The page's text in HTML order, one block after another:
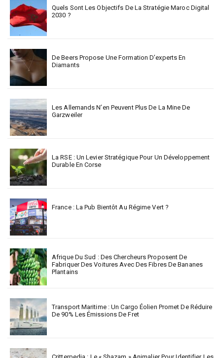
Quels Sont Les Objectifs De La Stratégie Maroc Digital
2030 ?
De Beers Propose Une Formation D’experts En
Diamants
Les Allemands N’en Peuvent Plus De La Mine De
Garzweiler
La RSE : Un Levier Stratégique Pour Un Développement
Durable En Corse
France : La Pub Bientôt Au Régime Vert ?
Afrique Du Sud : Des Chercheurs Proposent De
Fabriquer Des Voitures Avec Des Fibres De Bananes
Plantains
Transport Maritime : Un Cargo Éolien Promet De Réduire
De 90% Les Émissions De Fret